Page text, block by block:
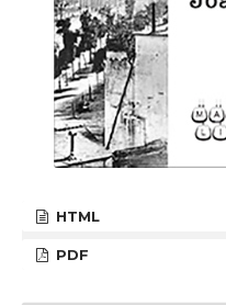
HTML
PDF